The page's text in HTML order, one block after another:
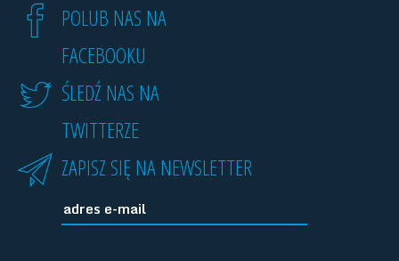
POLUB NAS NA
FACEBOOKU
ŚLEDŹ NAS NA
TWITTERZE
ZAPISZ SIĘ NA NEWSLETTER